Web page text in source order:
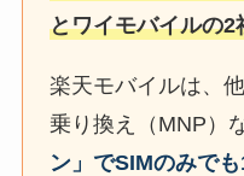
とワイモバイルの2
楽天モバイルは、
乗り換え（MNP）
ン」でSIMのみで